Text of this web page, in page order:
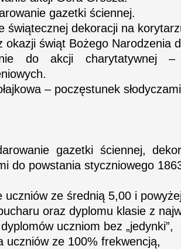
gazetki ściennej.
świątecznej dekoracji na
okazji świąt Bożego Narodzenia
do akcji charytatywnej –
– poczęstunek
gazetki ściennej,
do powstania styczniowego
uczniów ze średnią 5,00 i
oraz dyplomu klasie z
uczniom bez „jedynki”,
uczniów ze 100% frekwencją,